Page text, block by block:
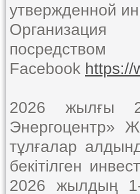
утвержденной
Организация
Facebook https://
2026 жылғы
Энергоцентр»
тұлғалар
бекітілген
2026 жылдың